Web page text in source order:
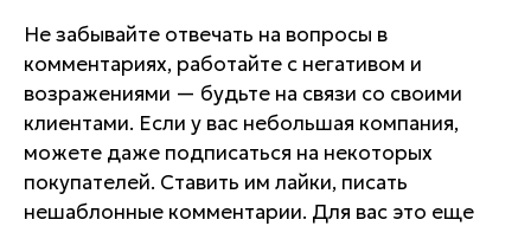
Не забывайте отвечать на вопросы в
комментариях, работайте с негативом и
возражениями — будьте на связи со своими
клиентами. Если у вас небольшая компания,
можете даже подписаться на некоторых
покупателей. Ставить им лайки, писать
нешаблонные комментарии. Для вас это еще